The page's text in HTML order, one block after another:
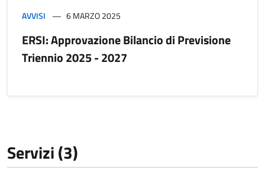
AVVISI 6 MARZO 2025
ERSI: Approvazione Bilancio di Previsione
Triennio 2025 - 2027
Servizi (3)